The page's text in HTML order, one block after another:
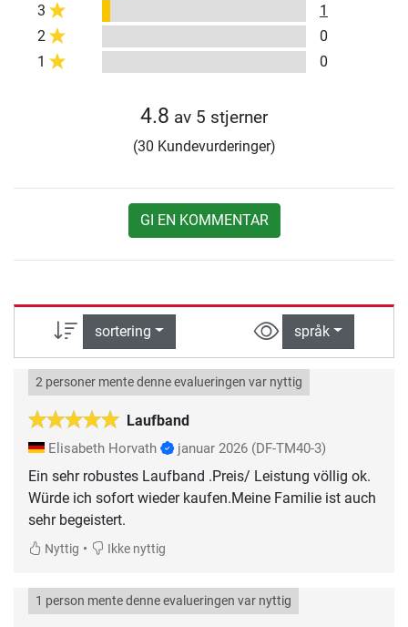
3
1
2
0
1
0
4.8 av 5 stjerner
(30 Kundevurderinger)
GI EN KOMMENTAR
sortering språk
Laufband
2 personer mente denne evalueringen var nyttig
Elisabeth Horvath januar 2026 (DF-TM40-3)
Ein sehr robustes Laufband .Preis/ Leistung völlig ok.
Würde ich sofort wieder kaufen.Meine Familie ist auch
sehr begeistert.
Nyttig • Ikke nyttig
1 person mente denne evalueringen var nyttig